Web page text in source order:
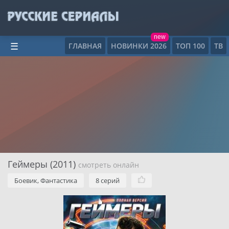
ГЛАВНАЯ НОВИНКИ 2026
new
ТОП 100 ТВ
☰
Геймеры (2011) смотреть онлайн
Боевик, Фантастика 8 серий